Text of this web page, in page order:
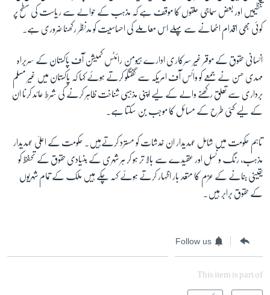
تنظیمیں اور بعض سماجی حلقوں کا موقف ہے کہ مذہب کے حوالے سے ریاست کی سطح پر
کوئی بھی اقدام اٹھانے سے پہلے اس معاملے کی احساسیت کو مدنظر رکھنا ضروری ہے۔
انسانی حقوق کے موقر غیر سرکاری ادارے ہیومن رائٹس کمیشن آف پاکستان کے سربراہ
مہدی حسن نے جمعے کو وائس آف امریکہ سے گفتگو کرتے ہوئے کہا کہ پاکستان میں غیر مسلم
برداری سے تعلق رکھنے والے کے لیے اپنی مذہبی شناخت ظاہر کرنے کی شرط عائد کرنا ان
کے لیے کئی طرح کے مسائل کا موجب بن سکتا ہے۔
تاہم حکومت میں شامل عہدیدار ان خدشات کو مسترد کرتےہیں۔ حکومت کے اعلیٰ عہدیدار
مذہب، رنگ و نسل اور عقیدے سے بالا تر ہو کر ہر شہری کے بنیادی حقوق کے تحفظ کو
یقینی بنانے کے عزم کا متعد بار اظہار کرتے ہوئے کہہ چکے ہیں ملک کے تمام شہریوں
کے حقوق برابر ہیں۔
Follow us
This item is part of